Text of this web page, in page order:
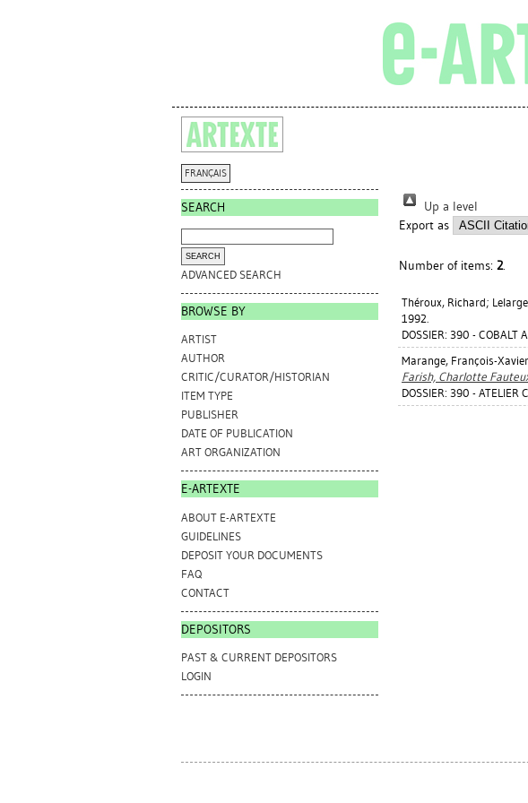
FRANÇAIS
SEARCH
ADVANCED SEARCH
BROWSE BY
ARTIST
AUTHOR
CRITIC/CURATOR/HISTORIAN
ITEM TYPE
PUBLISHER
DATE OF PUBLICATION
ART ORGANIZATION
E-ARTEXTE
ABOUT E-ARTEXTE
GUIDELINES
DEPOSIT YOUR DOCUMENTS
FAQ
CONTACT
DEPOSITORS
PAST & CURRENT DEPOSITORS
LOGIN
Up a level
Export as
Number of items: 2.
Théroux, Richard;
1992.
DOSSIER: 390 - COBALT
Marange, François-Xavier
Farish, Charlotte
DOSSIER: 390 - ATELIER